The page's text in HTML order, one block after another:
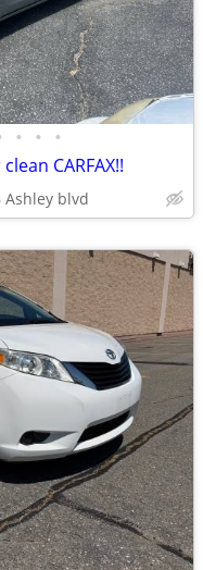
• • •
CARFAX!!
Ashley blvd